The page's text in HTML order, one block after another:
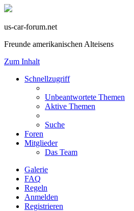
us-car-forum.net
Freunde amerikanischen Alteisens
Zum Inhalt
Schnellzugriff
Unbeantwortete Themen
Aktive Themen
Suche
Foren
Mitglieder
Das Team
Galerie
FAQ
Regeln
Anmelden
Registrieren